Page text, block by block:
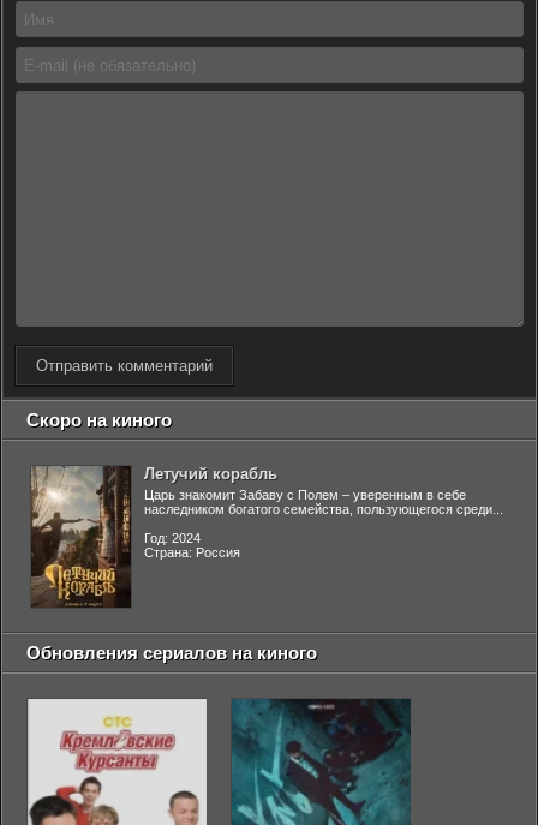
Отправить комментарий
Скоро на киного
Летучий корабль
Царь знакомит Забаву с Полем – уверенным в себе
наследником богатого семейства, пользующегося среди...
Год: 2024
Страна: Россия
Обновления сериалов на киного